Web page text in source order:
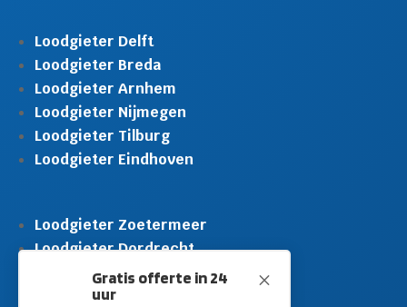
M
Gratis offerte in 24
uur
Loodgieter Delft
Loodgieter Breda
Loodgieter Arnhem
Loodgieter Nijmegen
Loodgieter Tilburg
Loodgieter Eindhoven
Loodgieter Zoetermeer
Loodgieter Dordrecht
Loodgieter Rijswijk
Loodgieter Schiedam